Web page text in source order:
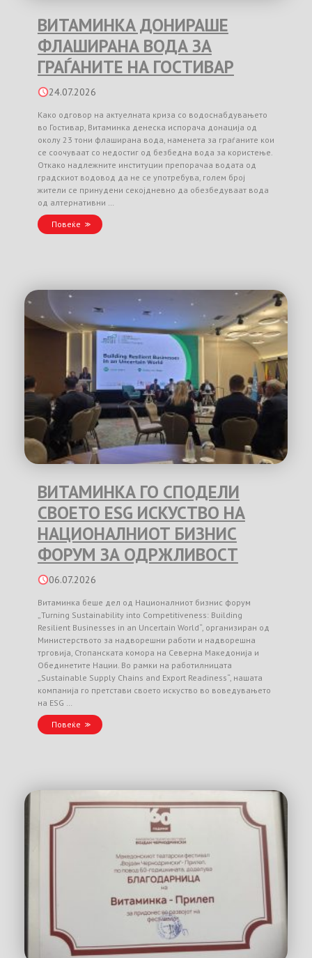
ВИТАМИНКА ДОНИРАШЕ
ФЛАШИРАНА ВОДА ЗА
ГРАЃАНИТЕ НА ГОСТИВАР
24.07.2026
Како одговор на актуелната криза со водоснабдувањето
во Гостивар, Витаминка денеска испорача донација од
околу 23 тони флаширана вода, наменета за граѓаните кои
се соочуваат со недостиг од безбедна вода за користење.
Откако надлежните институции препорачаа водата од
градскиот водовод да не се употребува, голем број
жители се принудени секојдневно да обезбедуваат вода
од алтернативни …
Повеќе
ВИТАМИНКА ГО СПОДЕЛИ
СВОЕТО ESG ИСКУСТВО НА
НАЦИОНАЛНИОТ БИЗНИС
ФОРУМ ЗА ОДРЖЛИВОСТ
06.07.2026
Витаминка беше дел од Националниот бизнис форум
„Turning Sustainability into Competitiveness: Building
Resilient Businesses in an Uncertain World“, организиран од
Министерството за надворешни работи и надворешна
трговија, Стопанската комора на Северна Македонија и
Обединетите Нации. Во рамки на работилницата
„Sustainable Supply Chains and Export Readiness“, нашата
компанија го претстави своето искуство во воведувањето
на ESG …
Повеќе